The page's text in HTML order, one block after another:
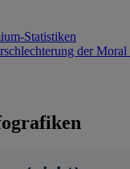
Statistiken
der